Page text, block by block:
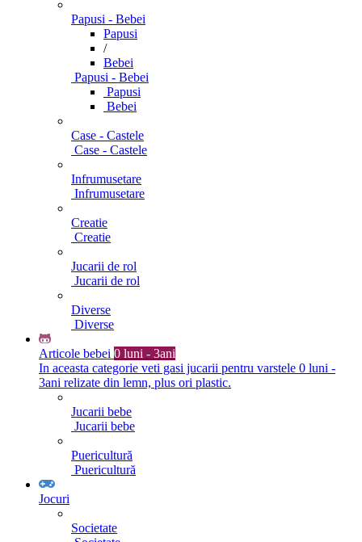
Papusi - Bebei
Papusi
/
Bebei
Papusi - Bebei
Papusi
Bebei
Case - Castele
Case - Castele
Infrumusetare
Infrumusetare
Creatie
Creatie
Jucarii de rol
Jucarii de rol
Diverse
Diverse
Articole bebei 0 luni - 3ani
In aceasta categorie veti gasi jucarii pentru varstele 0 luni -
3ani relizate din lemn, plus ori plastic.
Jucarii bebe
Jucarii bebe
Puericultură
Puericultură
Jocuri
Societate